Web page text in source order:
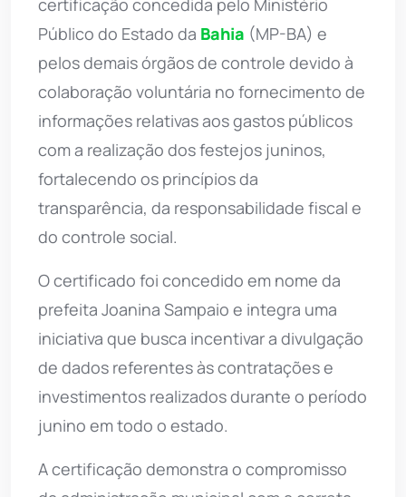
certificação concedida pelo Ministério
Público do Estado da Bahia (MP-BA) e
pelos demais órgãos de controle devido à
colaboração voluntária no fornecimento de
informações relativas aos gastos públicos
com a realização dos festejos juninos,
fortalecendo os princípios da
transparência, da responsabilidade fiscal e
do controle social.
O certificado foi concedido em nome da
prefeita Joanina Sampaio e integra uma
iniciativa que busca incentivar a divulgação
de dados referentes às contratações e
investimentos realizados durante o período
junino em todo o estado.
A certificação demonstra o compromisso